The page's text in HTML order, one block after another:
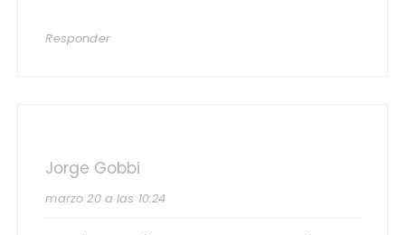
Responder
Jorge Gobbi
marzo 20 a las 10:24